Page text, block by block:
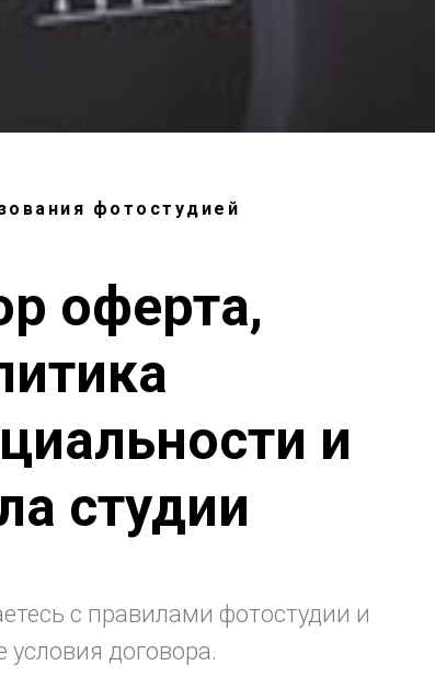
фотостудией
оферта,
и
студии
с правилами фотостудии и
условия договора.